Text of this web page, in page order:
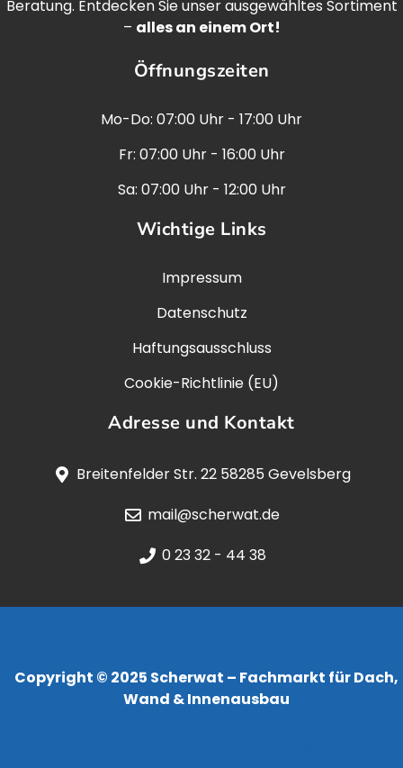
Beratung. Entdecken Sie unser ausgewähltes Sortiment
– alles an einem Ort!
Öffnungszeiten
Mo-Do: 07:00 Uhr - 17:00 Uhr
Fr: 07:00 Uhr - 16:00 Uhr
Sa: 07:00 Uhr - 12:00 Uhr
Wichtige Links
Impressum
Datenschutz
Haftungsausschluss
Cookie-Richtlinie (EU)
Adresse und Kontakt
Breitenfelder Str. 22 58285 Gevelsberg
mail@scherwat.de
0 23 32 - 44 38
Copyright © 2025 Scherwat – Fachmarkt für Dach,
Wand & Innenausbau